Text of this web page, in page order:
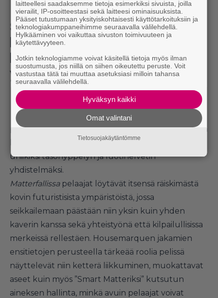
Suomalaisstudio
Housemarque paljasti uuden
PlayStation 4 -
yksinoikeuden
Housemarque on
paljastanut jälleen yhden
pelin yksinoikeudella PlayStation 4:lle. Uutukainen
Matterfallon ja sitä on kuvailtu
uniikiksi tasohyppelyn ja luotihelvetin
yhdistelmäksi.
Matterfallissapelaajat löytävät itsensä räiskimästä
kovin futuristisista ympäristöistä, jossa
seikkailemaan päästään niin yksin kuin yhden
kaverin kanssa sekä yhteistyönä että kilpailullisissa
merkeissä rellestäen. Housemarquen jakamien
ensitietojen perusteella tärkeää roolia pelissä
näyttelevät niin ketterä liikkuminen, muokattavat
aseet kuin myös ”Smart Matteriksi” kutsutun
aineksen hallinta, minkä avuin pelaajat voivat
laitteellesi saadaksemme tietoja esimerkiksi sivuista, joilla
vierailit, IP-osoitteestasi sekä laitteesi ominaisuuksista.
Pääset tutustumaan yksityiskohtaisesti käyttötarkoituksiin ja
teknologiakumppaneihimme seuraavalla välilehdellä.
Hylkääminen voi vaikuttaa sivuston toimivuuteen ja
käytettävyyteen.
Jotkin teknologiamme voivat käsitellä tietoja myös ilman
suostumusta, jos niillä on siihen oikeutettu peruste. Voit
vastustaa tätä tai muuttaa asetuksiasi milloin tahansa
seuraavalla välilehdellä.
Hyväksyn kaikki
Omat valintani
Tietosuojakäytäntömme